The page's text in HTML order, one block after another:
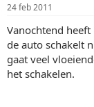
24 feb 2011
Vanochtend
de auto schakelt
gaat veel
het schakelen.